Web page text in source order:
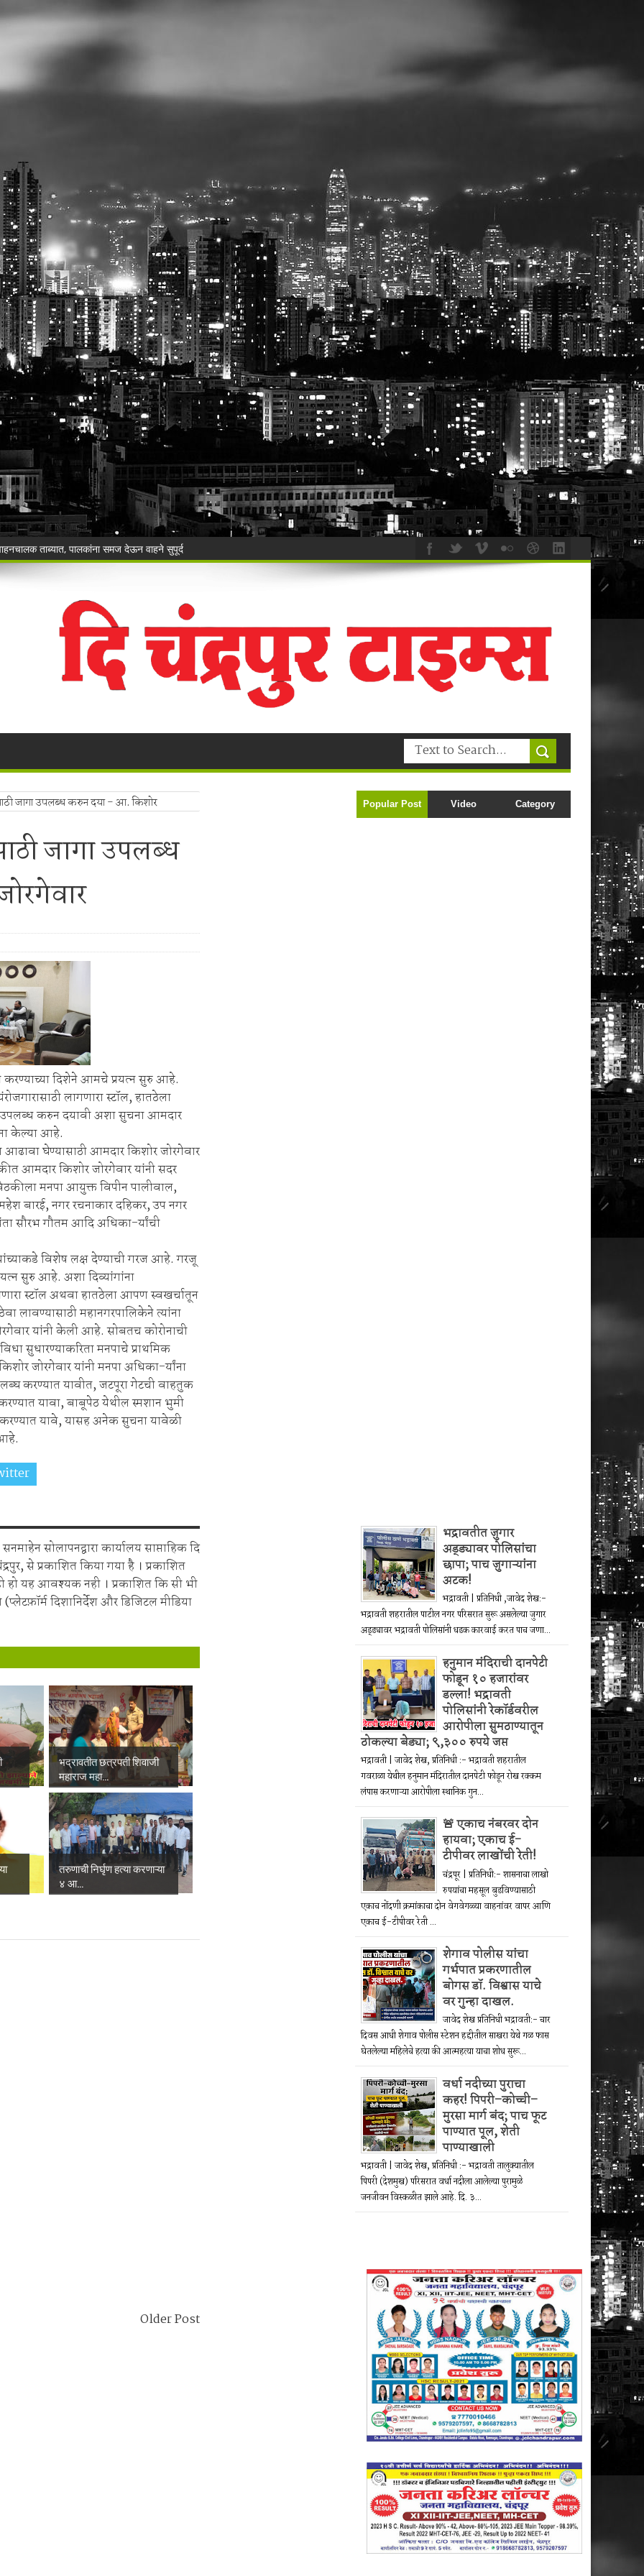
रेती!
याचे वर गुन्हा दाखल.
ऑनलाइन लॉटरीविरोधात पोलिसांना निवेदन
Deen celebrated in Warora
३५ गोवंशांची सुटका; २२.३५ लाखांचा मुद्देमाल जप्त
वृक्षसंवर्धनाचा प्रेरणादायी संकल्प
सौंदर्यीकरणाच्या कामावरून पुन्हा वाद
ग्रामीण कोट्यातून प्रवेश; सर्वोच्च न्यायालयाचा ऐतिहासिक निर्णय.
विदेशी दारू व स्विफ्ट कार जप्त, चालक पसार
भद्रावती पोलिसांची धडक कारवाई
विक्रेत्याच्या घरावर मध्यरात्री धडक; १.१९३ किलो गांजा जप्त, आरोपीला
ताब्यात, पालकांना समज देऊन वाहने सुपूर्द
जागा उपलब्ध करुन दया - आ. किशोर
जागा उपलब्ध
करण्याच्या दिशेने आमचे प्रयत्न सुरु आहे.
लागणारा स्टॉल, हातठेला
करुन दयावी अशा सुचना आमदार
केल्या आहे.
घेण्यासाठी आमदार किशोर जोरगेवार
आमदार किशोर जोरगेवार यांनी सदर
मनपा आयुक्त विपीन पालीवाल,
बारई, नगर रचनाकार दहिकर, उप नगर
सौरभ गौतम आदि अधिका-र्यांची
विशेष लक्ष देण्याची गरज आहे. गरजू
सुरु आहे. अशा दिव्यांगांना
स्टॉल अथवा हातठेला आपण स्वखर्चातून
लावण्यासाठी महानगरपालिकेने त्यांना
यांनी केली आहे. सोबतच कोरोनाची
सुधारण्याकरिता मनपाचे प्राथमिक
जोरगेवार यांनी मनपा अधिका-र्यांना
करण्यात यावीत, जटपूरा गेटची वाहतुक
करण्यात यावा, बाबूपेठ येथील स्मशान भुमी
यावे, यासह अनेक सुचना यावेळी
सोलापनद्वारा कार्यालय साप्ताहिक दि
से प्रकाशित किया गया है । प्रकाशित
हो यह आवश्यक नही । प्रकाशित कि सी भी
दिशानिर्देश और डिजिटल मीडिया
भद्रावतीत छत्रपती शिवाजी
महाराज महा...
तरुणाची निर्घृण हत्या करणाऱ्या
४ आ...
Older Post
Popular Post Video Category
भद्रावतीत जुगार
अड्ड्यावर पोलिसांचा
छापा; पाच जुगाऱ्यांना
अटक!
भद्रावती | प्रतिनिधी ,जावेद शेख:-
भद्रावती शहरातील पाटील नगर परिसरात सुरू असलेल्या जुगार
अड्ड्यावर भद्रावती पोलिसांनी धडक कारवाई करत पाच जणा...
हनुमान मंदिराची दानपेटी
फोडून १० हजारांवर
डल्ला! भद्रावती
पोलिसांनी रेकॉर्डवरील
आरोपीला सुमठाण्यातून
ठोकल्या बेड्या; ९,३०० रुपये जप्त
भद्रावती | जावेद शेख, प्रतिनिधी :- भद्रावती शहरातील
गवराळा येथील हनुमान मंदिरातील दानपेटी फोडून रोख रक्कम
लंपास करणाऱ्या आरोपीला स्थानिक गुन...
🚨 एकाच नंबरवर दोन
हायवा; एकाच ई-
टीपीवर लाखोंची रेती!
चंद्रपूर | प्रतिनिधी:- शासनाचा लाखो
रुपयांचा महसूल बुडविण्यासाठी
एकाच नोंदणी क्रमांकाचा दोन वेगवेगळ्या वाहनांवर वापर आणि
एकाच ई-टीपीवर रेती ...
शेगाव पोलीस यांचा
गर्भपात प्रकरणातील
बोगस डॉ. विश्वास याचे
वर गुन्हा दाखल.
जावेद शेख प्रतिनिधी भद्रावती:- चार
दिवस आधी शेगाव पोलीस स्टेशन हद्दीतील साखरा येथे गळ फास
घेतलेल्या महिलेचे हत्या की आत्महत्या याचा शोध सुरू...
वर्धा नदीच्या पुराचा
कहर! पिपरी–कोच्ची–
मुरसा मार्ग बंद; पाच फूट
पाण्यात पूल, शेती
पाण्याखाली
भद्रावती | जावेद शेख, प्रतिनिधी :- भद्रावती तालुक्यातील
पिपरी (देशमुख) परिसरात वर्धा नदीला आलेल्या पुरामुळे
जनजीवन विस्कळीत झाले आहे. दि. ३...